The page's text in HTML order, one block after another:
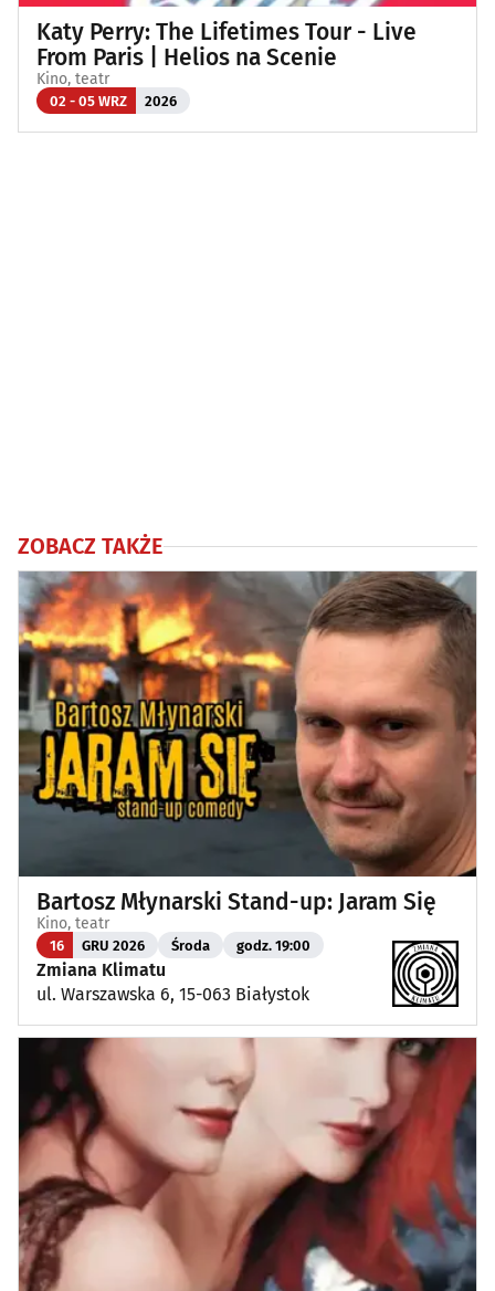
Katy Perry: The Lifetimes Tour - Live
From Paris | Helios na Scenie
Kino, teatr
02 - 05 WRZ 2026
ZOBACZ TAKŻE
Bartosz Młynarski Stand-up: Jaram Się
Kino, teatr
16 GRU 2026 Środa godz. 19:00
Zmiana Klimatu
ul. Warszawska 6, 15-063 Białystok